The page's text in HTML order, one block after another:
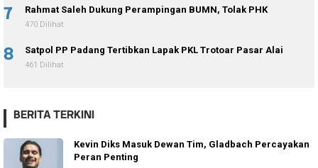
7 Rahmat Saleh Dukung Perampingan BUMN, Tolak PHK
470 Dilihat
8 Satpol PP Padang Tertibkan Lapak PKL Trotoar Pasar Alai
461 Dilihat
BERITA TERKINI
Kevin Diks Masuk Dewan Tim, Gladbach Percayakan
Peran Penting